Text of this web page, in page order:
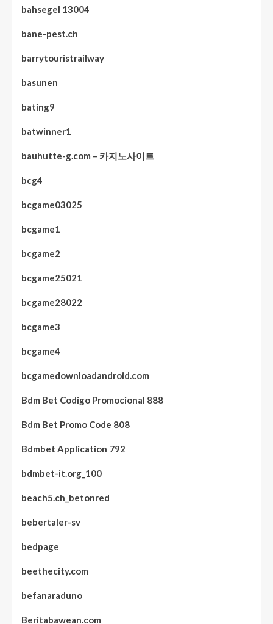
bahsegel 13004
bane-pest.ch
barrytouristrailway
basunen
bating9
batwinner1
bauhutte-g.com – 카지노사이트
bcg4
bcgame03025
bcgame1
bcgame2
bcgame25021
bcgame28022
bcgame3
bcgame4
bcgamedownloadandroid.com
Bdm Bet Codigo Promocional 888
Bdm Bet Promo Code 808
Bdmbet Application 792
bdmbet-it.org_100
beach5.ch_betonred
bebertaler-sv
bedpage
beethecity.com
befanaraduno
Beritabawean.com